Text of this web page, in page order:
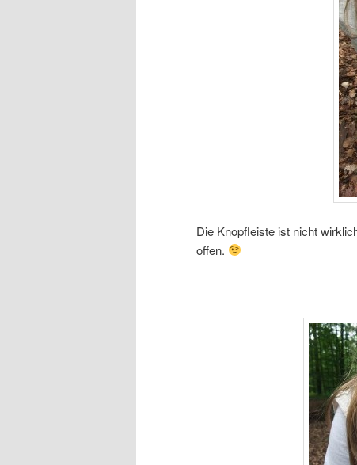
Die Knopfleiste ist nicht
offen.